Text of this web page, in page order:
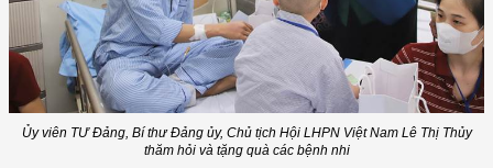
Ủy viên TƯ Đảng, Bí thư Đảng ủy, Chủ tịch Hội LHPN Việt Nam Lê Thị Thủy
thăm hỏi và tặng quà các bệnh nhi